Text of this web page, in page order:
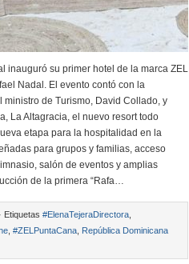
inauguró su primer hotel de la marca ZEL
Nadal. El evento contó con la
de Turismo, David Collado, y
La Altagracia, el nuevo resort todo
etapa para la hospitalidad en la
para grupos y familias, acceso
salón de eventos y amplias
de la primera “Rafa…
· Etiquetas #ElenaTejeraDirectora
#ZELPuntaCana República Dominicana